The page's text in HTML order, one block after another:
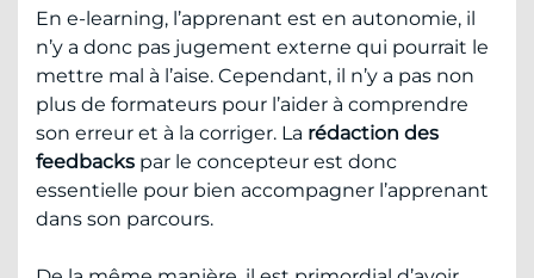
En e-learning, l’apprenant est en autonomie, il
n’y a donc pas jugement externe qui pourrait le
mettre mal à l’aise. Cependant, il n’y a pas non
plus de formateurs pour l’aider à comprendre
son erreur et à la corriger. La rédaction des
feedbacks par le concepteur est donc
essentielle pour bien accompagner l’apprenant
dans son parcours.